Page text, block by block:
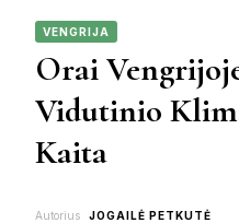
VENGRIJA
Orai
Vidutinio
Kaita
Autorius JOGAILĖ PETKUTĖ